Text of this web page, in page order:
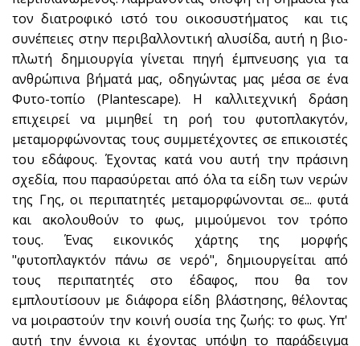
τον διατροφικό ιστό του οικοσυστήματος και τις
συνέπειες στην περιβαλλοντική αλυσίδα, αυτή η βιο-
πλωτή δημιουργία γίνεται πηγή έμπνευσης για τα
ανθρώπινα βήματά μας, οδηγώντας μας μέσα σε ένα
Φυτο-τοπίο (Plantescape). Η καλλιτεχνική δράση
επιχειρεί να μιμηθεί τη ροή του φυτοπλακγτόν,
μεταμορφώνοντας τους συμμετέχοντες σε επικοιστές
του εδάφους. Έχοντας κατά νου αυτή την πράσινη
σχεδία, που παρασύρεται από όλα τα είδη των νερών
της Γης, οι περιπατητές μεταμορφώνονται σε... φυτά
και ακολουθούν το φως, μιμούμενοι τον τρόπο
τους. Ένας εικονικός χάρτης της μορφής
"φυτοπλαγκτόν πάνω σε νερό", δημιουργείται από
τους περιπατητές στο έδαφος, που θα τον
εμπλουτίσουν με διάφορα είδη βλάστησης, θέλοντας
να μοιραστούν την κοινή ουσία της ζωής: το φως. Υπ'
αυτή την έννοια κι έχοντας υπόψη το παράδειγμα